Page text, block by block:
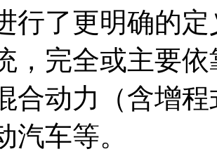
行了更明确的
，完全或主要
合动力（含增
汽车等。